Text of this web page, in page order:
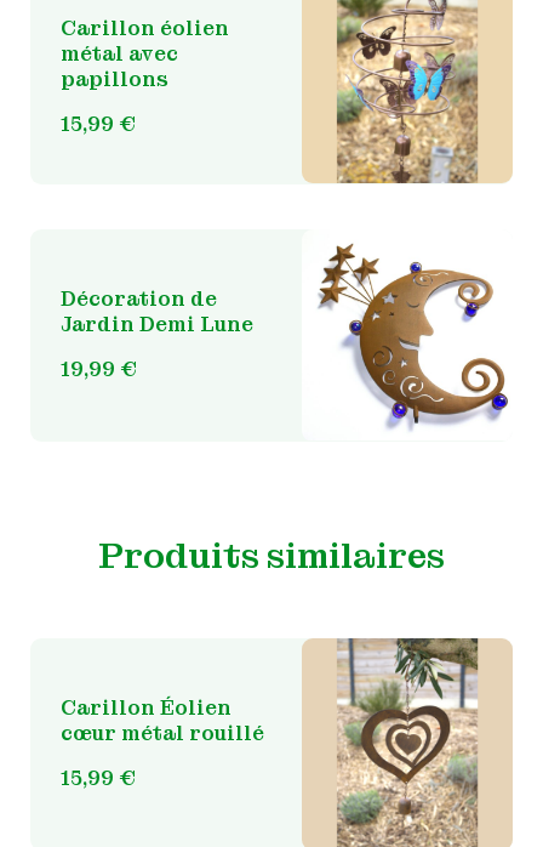
Carillon éolien
métal avec
papillons
15,99 €
Décoration de
Jardin Demi Lune
19,99 €
Produits similaires
Carillon Éolien
cœur métal rouillé
15,99 €